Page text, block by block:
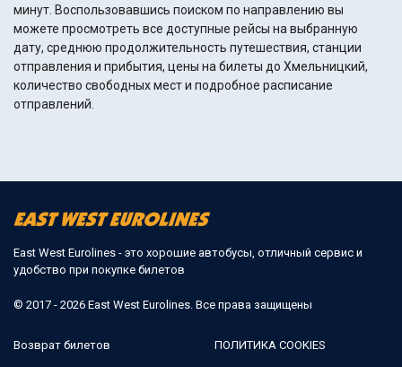
минут. Воспользовавшись поиском по направлению вы
можете просмотреть все доступные рейсы на выбранную
дату, среднюю продолжительность путешествия, станции
отправления и прибытия, цены на билеты до Хмельницкий,
количество свободных мест и подробное расписание
отправлений.
East West Eurolines - это хорошие автобусы, отличный сервис и
удобство при покупке билетов
© 2017 - 2026 East West Eurolines. Все права защищены
Возврат билетов ПОЛИТИКА COOKIES